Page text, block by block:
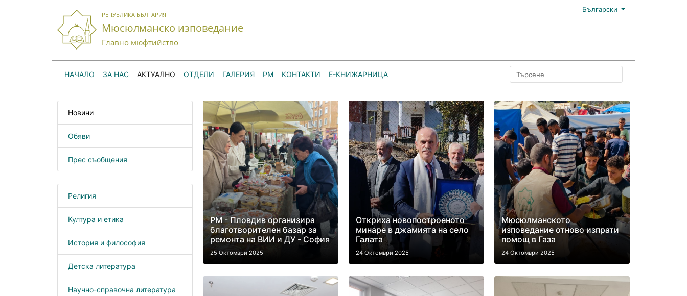
РЕПУБЛИКА БЪЛГАРИЯ
Мюсюлманско изповедание
Главно мюфтийство
Български
НАЧАЛО ЗА НАС АКТУАЛНО ОТДЕЛИ ГАЛЕРИЯ РМ КОНТАКТИ Е-КНИЖАРНИЦА
Новини
Обяви
Прес съобщения
Религия
Култура и етика
История и философия
Детска литература
Научно-справочна литература
РМ - Пловдив организира
благотворителен базар за
ремонта на ВИИ и ДУ - София
25 Октомври 2025
Откриха новопостроеното
минаре в джамията на село
Галата
24 Октомври 2025
Мюсюлманското
изповедание отново изпрати
помощ в Газа
24 Октомври 2025